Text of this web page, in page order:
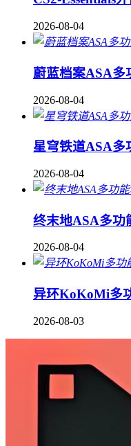
2026-08-04
蔚蓝档案ASA多
2026-08-04
星穹铁道ASA多
2026-08-04
终末地ASA多功
2026-08-04
异环KoKoMi多
2026-08-03